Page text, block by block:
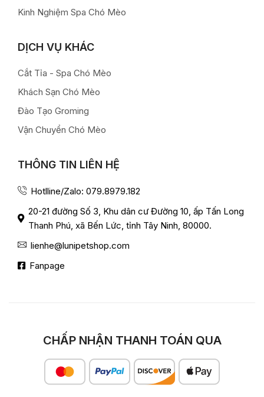
Kinh Nghiệm Spa Chó Mèo
DỊCH VỤ KHÁC
Cắt Tỉa - Spa Chó Mèo
Khách Sạn Chó Mèo
Đào Tạo Groming
Vận Chuyển Chó Mèo
THÔNG TIN LIÊN HỆ
Hotlline/Zalo: 079.8979.182
20-21 đường Số 3, Khu dân cư Đường 10, ấp Tấn Long
Thanh Phú, xã Bến Lức, tỉnh Tây Ninh, 80000.
lienhe@lunipetshop.com
Fanpage
CHẤP NHẬN THANH TOÁN QUA